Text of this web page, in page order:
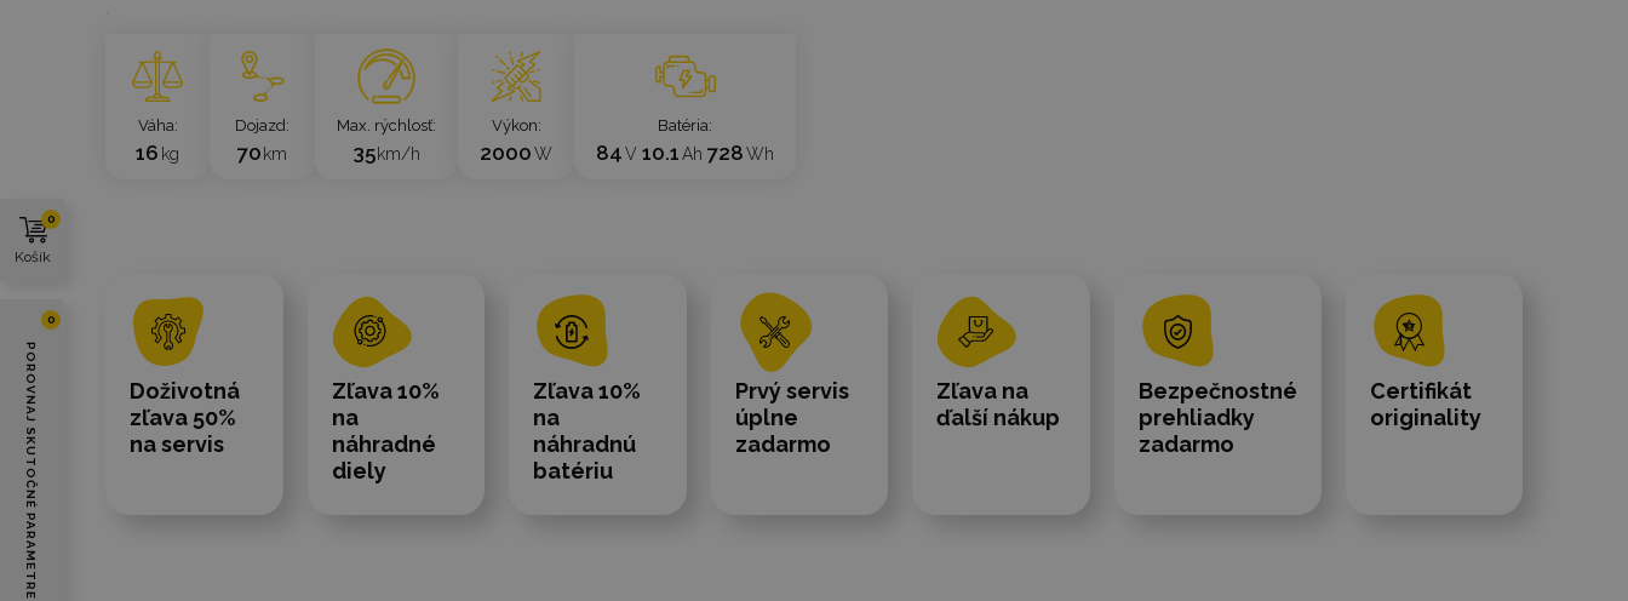
`
Váha
16 kg
Dojazd
70 km
Max. rýchlosť
35 km/h
Výkon
2000W
Batéria
84 V 10.1Ah 728Wh
Doživotná
zľava 50%
na servis
Zľava 10%
na
náhradné
diely
Zľava 10%
na
náhradnú
batériu
Prvý servis
úplne
zadarmo
Zľava na
ďalší nákup
Bezpečnostné
prehliadky
zadarmo
Certifikát
originality
Košík
0
POROVNAJ SKUTOČNÉ PARAMETRE
0